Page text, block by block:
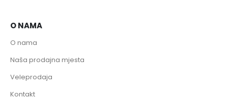
O NAMA
O nama
Naša prodajna mjesta
Veleprodaja
Kontakt